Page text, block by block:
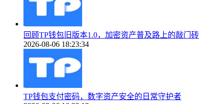
回顾TP钱包旧版本1.0，加密资产普及路上的敲门砖
2026-08-06 18:23:34
TP钱包支付密码，数字资产安全的日常守护者